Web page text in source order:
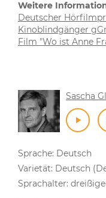
Weitere
Deutscher
Kinoblindgänger
Film "Wo ist Anne
Sascha
Sprache: Deutsch
Varietät: Deutsch
Sprachalter: